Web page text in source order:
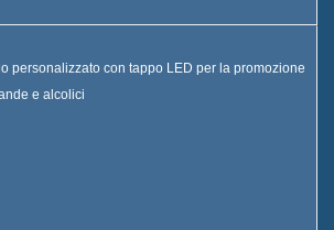
personalizzato con tappo LED per la promozione
e alcolici